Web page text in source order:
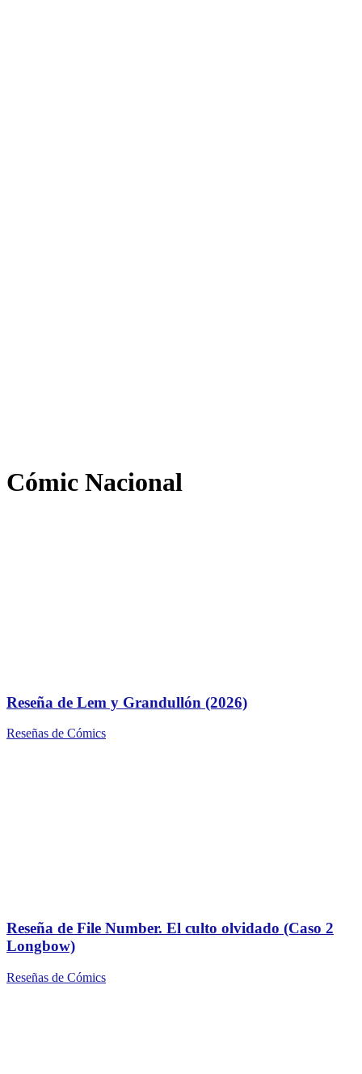
Cómic Nacional
Reseña de Lem y Grandullón (2026)
Reseñas de Cómics
Reseña de File Number. El culto olvidado (Caso 2
Longbow)
Reseñas de Cómics